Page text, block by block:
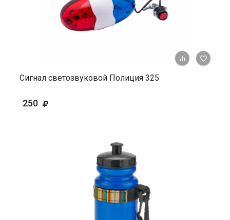
+ К
Сигнал светозвуковой Полиция 325
250